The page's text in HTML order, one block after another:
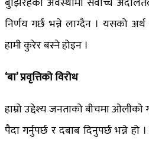
निर्णय गर्छ भन्ने लाग्दैन । यसको
हामी कुरेर बस्ने होइन ।
‘बा’ प्रवृत्तिको विरोध
हाम्रो उद्देश्य जनताको बीचमा
पैदा गर्नुपर्छ र दबाब दिनुपर्छ भन्ने हो